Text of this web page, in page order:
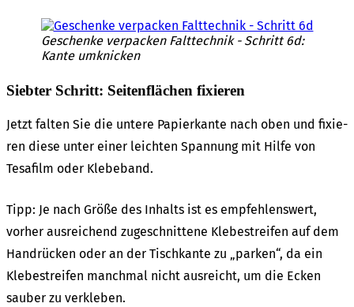
Geschen­ke verpa­cken Falt­tech­nik - Schritt 6d:
Kante umkni­cken
Sieb­ter Schritt: Seiten­flä­chen fixie­ren
Jetzt falten Sie die unte­re Papier­kan­te nach oben und fixie­
ren diese unter einer leich­ten Span­nung mit Hilfe von
Tesa­film oder Klebe­band.
Tipp: Je nach Größe des Inhalts ist es empfeh­lens­wert,
vorher ausrei­chend zuge­schnit­te­ne Klebe­strei­fen auf dem
Hand­rü­cken oder an der Tisch­kan­te zu „parken“, da ein
Klebe­strei­fen manch­mal nicht ausreicht, um die Ecken
sauber zu verkle­ben.